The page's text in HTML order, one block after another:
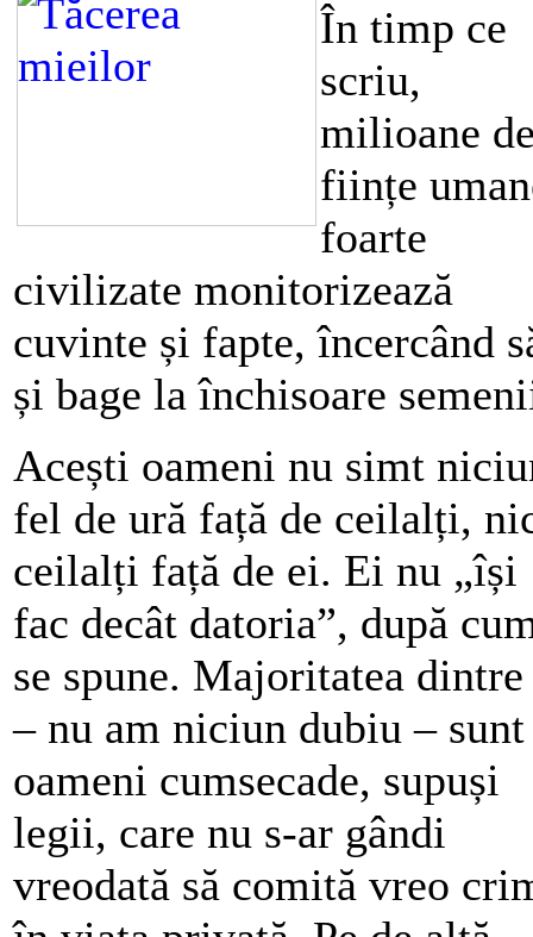
În timp ce
scriu,
milioane
ființe
foarte
civilizate monitorizează
cuvinte și fapte, încercând
și bage la închisoare
Acești oameni nu simt
fel de ură față de ceilalți,
ceilalți față de ei. Ei nu „își
fac decât datoria”, după
se spune. Majoritatea
– nu am niciun dubiu – sunt
oameni cumsecade, supuși
legii, care nu s-ar gândi
vreodată să comită vreo